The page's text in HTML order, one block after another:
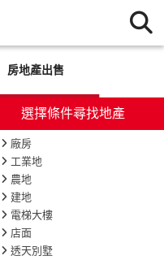
選擇條件尋找地產
廠房
工業地
農地
建地
電梯大樓
店面
透天別墅
房地產出售
店面
1項